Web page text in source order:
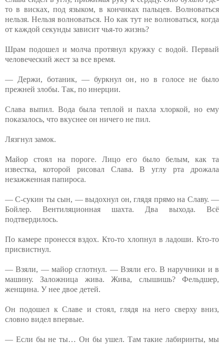
то в висках, под языком, в кончиках пальцев. Волноваться
нельзя. Нельзя волноваться. Но как тут не волноваться, когда
от каждой секунды зависит чья-то жизнь?
Шрам подошел и молча протянул кружку с водой. Первый
человеческий жест за все время.
— Держи, ботаник, — буркнул он, но в голосе не было
прежней злобы. Так, по инерции.
Слава выпил. Вода была теплой и пахла хлоркой, но ему
показалось, что вкуснее он ничего не пил.
Лязгнул замок.
Майор стоял на пороге. Лицо его было белым, как та
известка, которой рисовал Слава. В углу рта дрожала
незажженная папироса.
— С-сукин ты сын, — выдохнул он, глядя прямо на Славу. —
Бойлер. Вентиляционная шахта. Два выхода. Всё
подтвердилось.
По камере пронесся вздох. Кто-то хлопнул в ладоши. Кто-то
присвистнул.
— Взяли, — майор сглотнул. — Взяли его. В наручники и в
машину. Заложница жива. Жива, слышишь? Фельдшер,
женщина. У нее двое детей.
Он подошел к Славе и стоял, глядя на него сверху вниз,
словно видел впервые.
— Если бы не ты… Он бы ушел. Там такие лабиринты, мы